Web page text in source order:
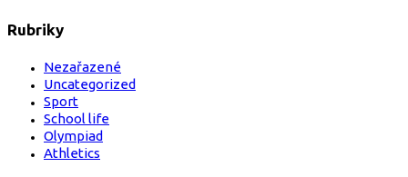
Rubriky
Nezařazené
Uncategorized
Sport
School life
Olympiad
Athletics